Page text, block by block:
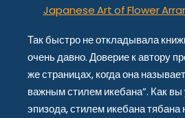
Japanese Art of Flower
Так быстро не откладывала
очень давно. Доверие к автору
же страницах, когда она
важным стилем икебана”. Как вы
эпизода, стилем икебана